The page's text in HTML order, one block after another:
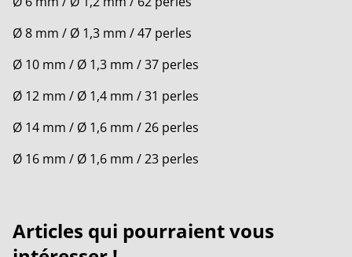
Ø 8 mm / Ø 1,3 mm / 47 perles
Ø 10 mm / Ø 1,3 mm / 37 perles
Ø 12 mm / Ø 1,4 mm / 31 perles
Ø 14 mm / Ø 1,6 mm / 26 perles
Ø 16 mm / Ø 1,6 mm / 23 perles
Articles qui pourraient vous